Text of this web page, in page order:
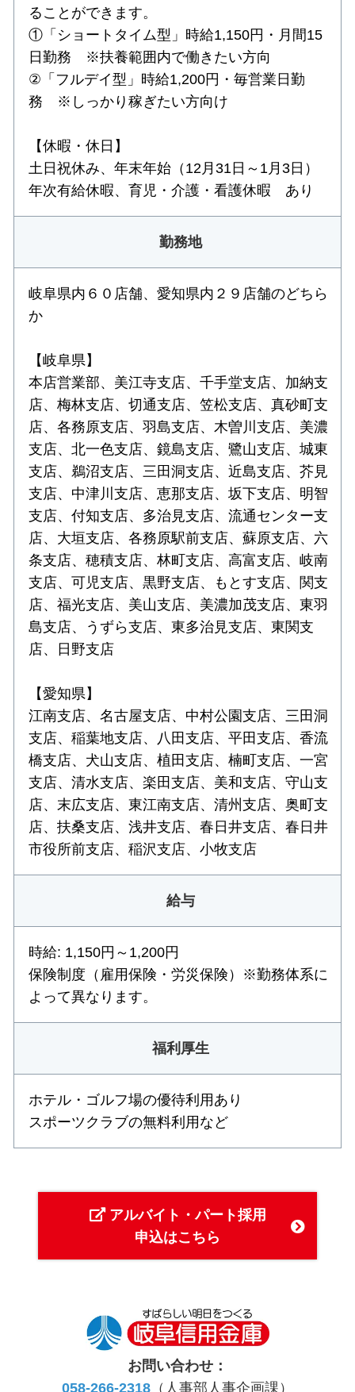
ることができます。
①「ショートタイム型」時給1,150円・月間15
日勤務 ※扶養範囲内で働きたい方向
②「フルデイ型」時給1,200円・毎営業日勤
務 ※しっかり稼ぎたい方向け
【休暇・休日】
土日祝休み、年末年始（12月31日～1月3日）
年次有給休暇、育児・介護・看護休暇 あり
勤務地
岐阜県内６０店舗、愛知県内２９店舗のどちら
か
【岐阜県】
本店営業部、美江寺支店、千手堂支店、加納支
店、梅林支店、切通支店、笠松支店、真砂町支
店、各務原支店、羽島支店、木曽川支店、美濃
支店、北一色支店、鏡島支店、鷺山支店、城東
支店、鵜沼支店、三田洞支店、近島支店、芥見
支店、中津川支店、恵那支店、坂下支店、明智
支店、付知支店、多治見支店、流通センター支
店、大垣支店、各務原駅前支店、蘇原支店、六
条支店、穂積支店、林町支店、高富支店、岐南
支店、可児支店、黒野支店、もとす支店、関支
店、福光支店、美山支店、美濃加茂支店、東羽
島支店、うずら支店、東多治見支店、東関支
店、日野支店
【愛知県】
江南支店、名古屋支店、中村公園支店、三田洞
支店、稲葉地支店、八田支店、平田支店、香流
橋支店、犬山支店、植田支店、楠町支店、一宮
支店、清水支店、楽田支店、美和支店、守山支
店、末広支店、東江南支店、清州支店、奥町支
店、扶桑支店、浅井支店、春日井支店、春日井
市役所前支店、稲沢支店、小牧支店
給与
時給: 1,150円～1,200円
保険制度（雇用保険・労災保険）※勤務体系に
よって異なります。
福利厚生
ホテル・ゴルフ場の優待利用あり
スポーツクラブの無料利用など
アルバイト・パート採用
申込はこちら
お問い合わせ：
058-266-2318 （人事部人事企画課）